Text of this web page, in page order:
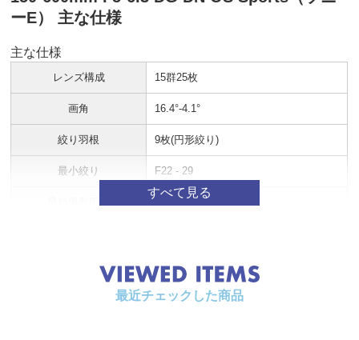
ーE） 主な仕様
主な仕様
レンズ構成 15群25枚
画角 16.4°-4.1°
絞り羽根 9枚(円形絞り)
最小絞り F22 - 29
58-280cm
フィルターサイズ φ95mm
φ109.4mm × 265.6mm
最近チェックした商品